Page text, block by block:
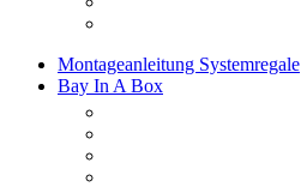
Montageanleitung Systemregale
Bay In A Box